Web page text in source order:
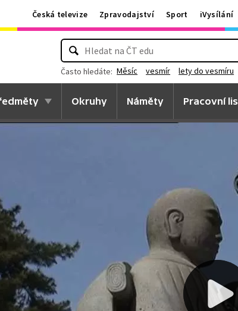
Česká televize Zpravodajství Sport iVysílání
Často hledáte: Měsíc vesmír lety do vesmíru
Okruhy Náměty Pracovní